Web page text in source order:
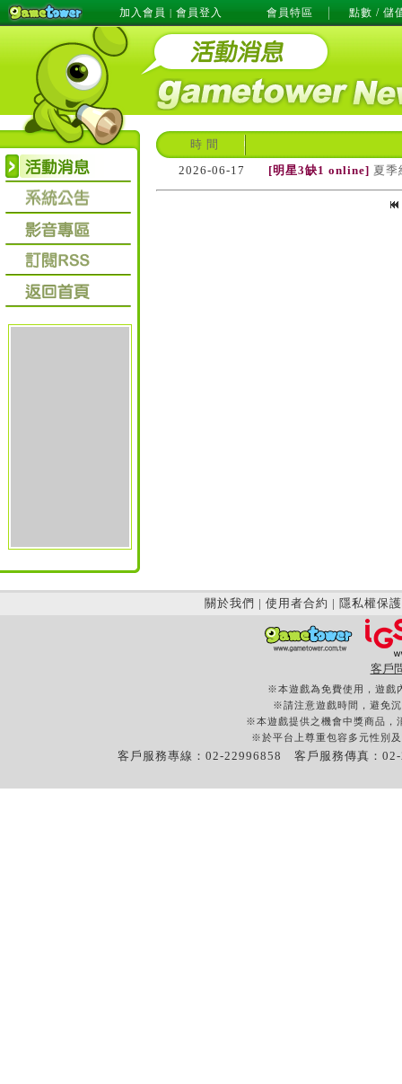
加入會員 | 會員登入 會員特區 點數 / 儲
時 間
2026-06-17
[明星3缺1 online] 夏季
關於我們 | 使用者合約 | 隱私權保護
客戶
※本遊戲為免費使用，遊戲
※請注意遊戲時間，避免
※本遊戲提供之機會中獎商品，
※於平台上尊重包容多元性別
客戶服務專線：02-22996858 客戶服務傳真：